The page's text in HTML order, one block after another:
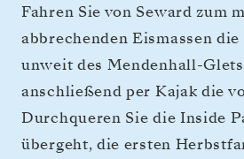
Fahren Sie von Seward zum
abbrechenden Eismassen
unweit des Mendenhall-
anschließend per Kajak die
Durchqueren Sie die Inside
übergeht, die ersten